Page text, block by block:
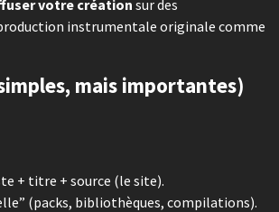
votre création sur des
instrumentale originale comme
mais importantes)
+ titre + source (le site).
(packs, bibliothèques, compilations).